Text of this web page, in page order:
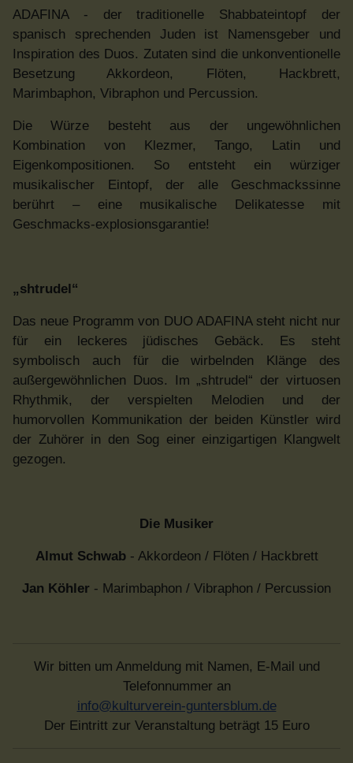
ADAFINA - der traditionelle Shabbateintopf der
spanisch sprechenden Juden ist Namensgeber und
Inspiration des Duos. Zutaten sind die unkonventionelle
Besetzung Akkordeon, Flöten, Hackbrett,
Marimbaphon, Vibraphon und Percussion.
Die Würze besteht aus der ungewöhnlichen
Kombination von Klezmer, Tango, Latin und
Eigenkompositionen. So entsteht ein würziger
musikalischer Eintopf, der alle Geschmackssinne
berührt – eine musikalische Delikatesse mit
Geschmacks-explosionsgarantie!
„shtrudel“
Das neue Programm von DUO ADAFINA steht nicht nur
für ein leckeres jüdisches Gebäck. Es steht
symbolisch auch für die wirbelnden Klänge des
außergewöhnlichen Duos. Im „shtrudel“ der virtuosen
Rhythmik, der verspielten Melodien und der
humorvollen Kommunikation der beiden Künstler wird
der Zuhörer in den Sog einer einzigartigen Klangwelt
gezogen.
Die Musiker
Almut Schwab - Akkordeon / Flöten / Hackbrett
Jan Köhler - Marimbaphon / Vibraphon / Percussion
Wir bitten um Anmeldung mit Namen, E-Mail und
Telefonnummer an
info@kulturverein-guntersblum.de
Der Eintritt zur Veranstaltung beträgt 15 Euro